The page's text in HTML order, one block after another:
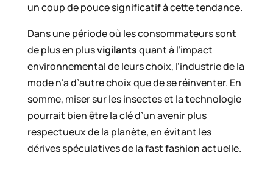
un coup de pouce significatif à cette tendance.
Dans une période où les consommateurs sont
de plus en plusvigilantsquant à l’impact
environnemental de leurs choix, l’industrie de la
mode n’a d’autre choix que de se réinventer. En
somme, miser sur les insectes et la technologie
pourrait bien être la clé d’un avenir plus
respectueux de la planète, en évitant les
dérives spéculatives de la fast fashion actuelle.